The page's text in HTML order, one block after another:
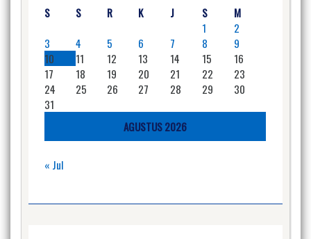
AGUSTUS 2026
S S R K J S
M
1
2
3
4 5 6 7 8
9
10
11 12 13 14 15
16
17
18 19 20 21 22
23
24
25 26 27 28 29
30
31
« Jul